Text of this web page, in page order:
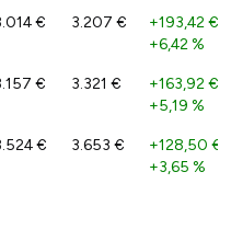
€ 3.207 € +193,42 €
+6,42 %
€ 3.321 € +163,92 €
+5,19 %
€ 3.653 € +128,50 €
+3,65 %